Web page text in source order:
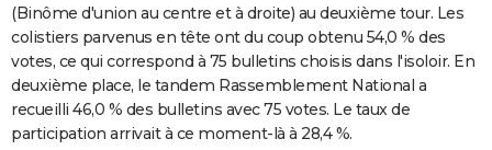
(Binôme d'union au centre et à droite) au deuxième tour. Les
colistiers parvenus en tête ont du coup obtenu 54,0 % des
votes, ce qui correspond à 75 bulletins choisis dans l'isoloir. En
deuxième place, le tandem Rassemblement National a
recueilli 46,0 % des bulletins avec 75 votes. Le taux de
participation arrivait à ce moment-là à 28,4 %.